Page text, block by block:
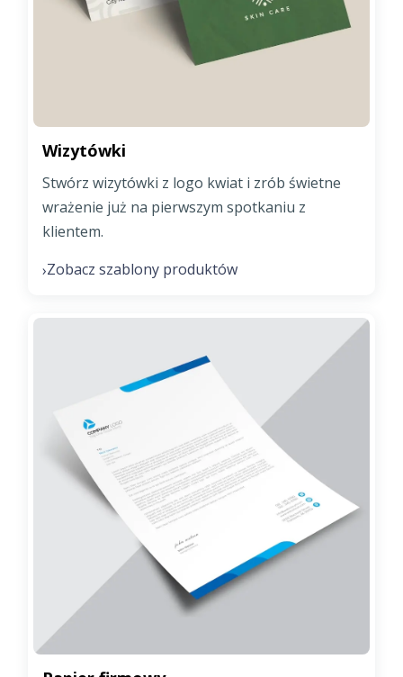
Wizytówki
Stwórz wizytówki z logo kwiat i zrób świetne
wrażenie już na pierwszym spotkaniu z
klientem.
›Zobacz szablony produktów